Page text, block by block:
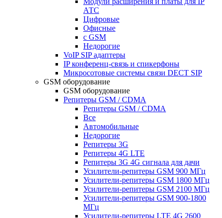
АТС
Цифровые
Офисные
с GSM
Недорогие
VoIP SIP адаптеры
IP конференц-связь и спикерфоны
Микросотовые системы связи DECT SIP
GSM оборудование
GSM оборудование
Репитеры GSM / CDMA
Репитеры GSM / CDMA
Все
Автомобильные
Недорогие
Репитеры 3G
Репитеры 4G LTE
Репитеры 3G 4G сигнала для дачи
Усилители-репитеры GSM 900 МГц
Усилители-репитеры GSM 1800 МГц
Усилители-репитеры GSM 2100 МГц
Усилители-репитеры GSM 900-1800
МГц
Усилители-репитеры LTE 4G 2600